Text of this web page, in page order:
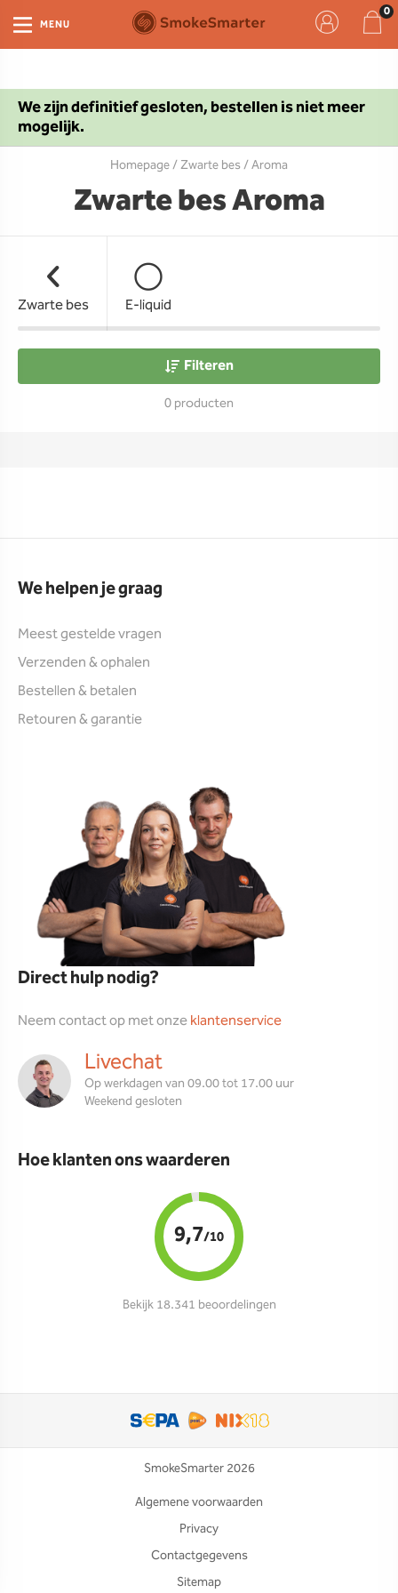
We zijn definitief gesloten, bestellen is niet meer
mogelijk.
MENU
Homepage/Zwarte bes/ Aroma
Zwarte bes Aroma
Zwarte bes E-liquid
Filteren
0 producten
We helpen je graag
Meest gestelde vragen
Verzenden & ophalen
Bestellen & betalen
Retouren & garantie
Direct hulp nodig?
Neem contact op met onzeklantenservice
Livechat
Op werkdagen van 09.00 tot 17.00 uur
Weekend gesloten
Hoe klanten ons waarderen
9,7/10
Bekijk 18.341 beoordelingen
SmokeSmarter 2026
Algemene voorwaarden
Privacy
Contactgegevens
Sitemap